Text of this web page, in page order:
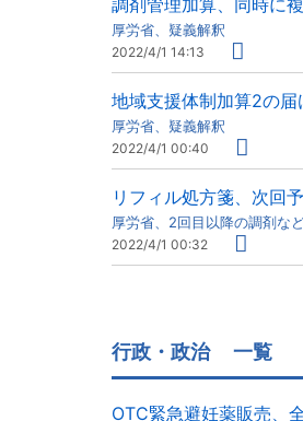
調剤管理加算、同時に
厚労省、疑義解釈
2022/4/1 14:13
地域支援体制加算2の
厚労省、疑義解釈
2022/4/1 00:40
リフィル処方箋、次回
厚労省、2回目以降の調剤な
2022/4/1 00:32
行政・政治 一覧
OTC緊急避妊薬販売、